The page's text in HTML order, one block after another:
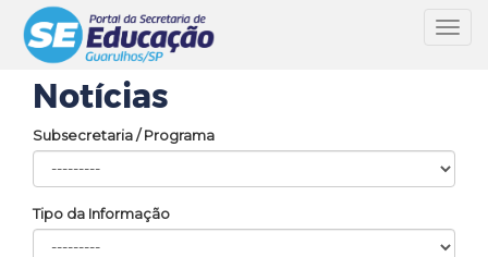
Notícias
Subsecretaria / Programa
Tipo da Informação